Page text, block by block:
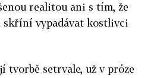
realitou ani s tím, že
skříní vypadávat kostlivci
setrvale, už v próze